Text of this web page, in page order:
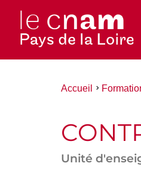
Vous
Accueil
Unité